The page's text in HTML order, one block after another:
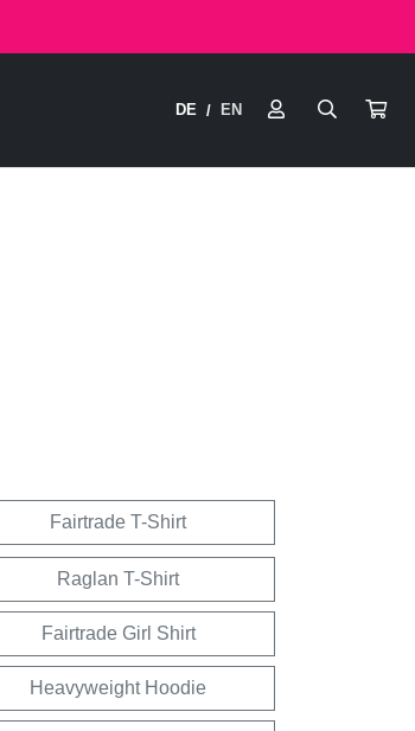
DE / EN
Fairtrade T-Shirt
Raglan T-Shirt
Fairtrade Girl Shirt
Heavyweight Hoodie